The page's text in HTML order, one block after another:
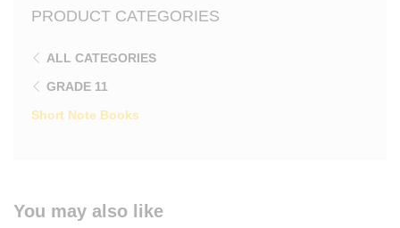
PRODUCT CATEGORIES
ALL CATEGORIES
GRADE 11
Short Note Books
You may also like